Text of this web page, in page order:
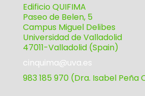
Edificio QUIFIMA
Paseo de Belen, 5
Campus Miguel Delibes
Universidad de Valladolid
47011-Valladolid (Spain)
cinquima@uva.es
983 185 970 (Dra. Isabel Peña